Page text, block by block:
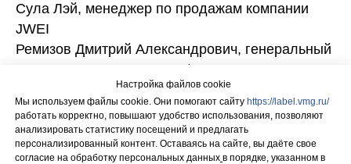
Сула Лэй, менеджер по продажам компании
JWEI
Ремизов Дмитрий Александрович, генеральный
директор Внешмальтиграф
Смотреть другие новости
Настройка файлов cookie
Мы используем файлы cookie. Они помогают сайту https://label.vmg.ru/
работать корректно, повышают удобство использования, позволяют
анализировать статистику посещений и предлагать
персонализированный контент. Оставаясь на сайте, вы даёте свое
согласие на обработку персональных данных в порядке, указанном в